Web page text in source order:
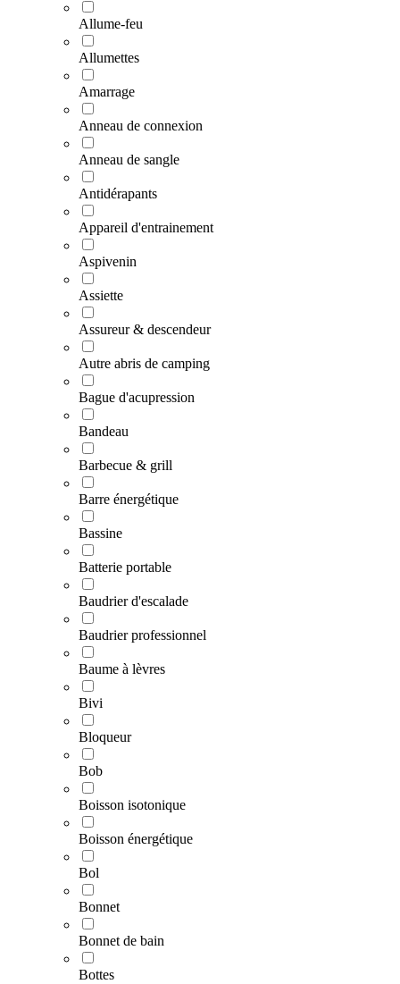
Allume-feu
Allumettes
Amarrage
Anneau de connexion
Anneau de sangle
Antidérapants
Appareil d'entrainement
Aspivenin
Assiette
Assureur & descendeur
Autre abris de camping
Bague d'acupression
Bandeau
Barbecue & grill
Barre énergétique
Bassine
Batterie portable
Baudrier d'escalade
Baudrier professionnel
Baume à lèvres
Bivi
Bloqueur
Bob
Boisson isotonique
Boisson énergétique
Bol
Bonnet
Bonnet de bain
Bottes